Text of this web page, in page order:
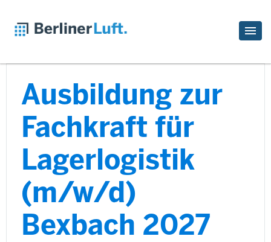
Ausbildung zur
Fachkraft für
Lagerlogistik
(m/w/d)
Bexbach 2027